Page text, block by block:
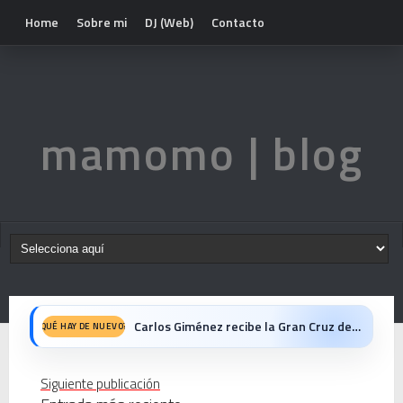
Home Sobre mi DJ (Web) Contacto
mamomo | blog
QUÉ HAY DE NUEVO? Carlos Giménez recibe la Gran Cruz de Alfonso X el Sabio: homenaje al maestro de la historieta española
Siguiente publicación